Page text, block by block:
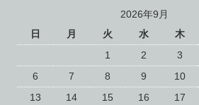
2026年9月
日
月 火 水 木
1
2 3
6
7 8 9 10
13
14 15 16 17